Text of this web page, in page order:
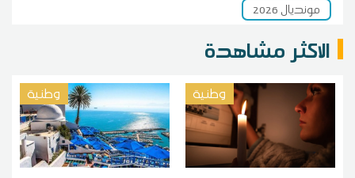
مونديال 2026
الاكثر مشاهدة
وطنية وطنية